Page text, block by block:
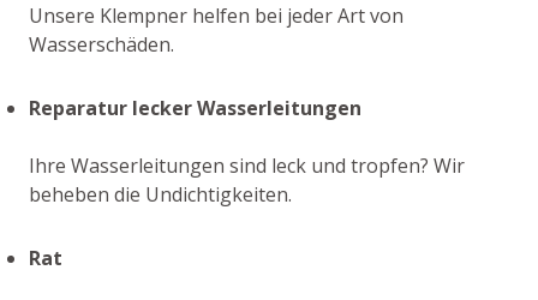
Unsere Klempner helfen bei jeder Art von
Wasserschäden.
Reparatur lecker Wasserleitungen
Ihre Wasserleitungen sind leck und tropfen? Wir
beheben die Undichtigkeiten.
Rat